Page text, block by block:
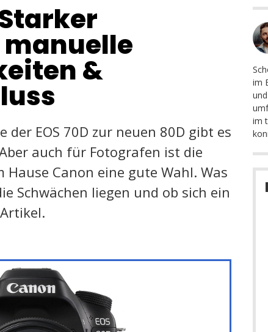
&
EOS 70D zur neuen 80D gibt es
auch für Fotografen ist die
Canon eine gute Wahl. Was
Schwächen liegen und ob sich ein
im
im